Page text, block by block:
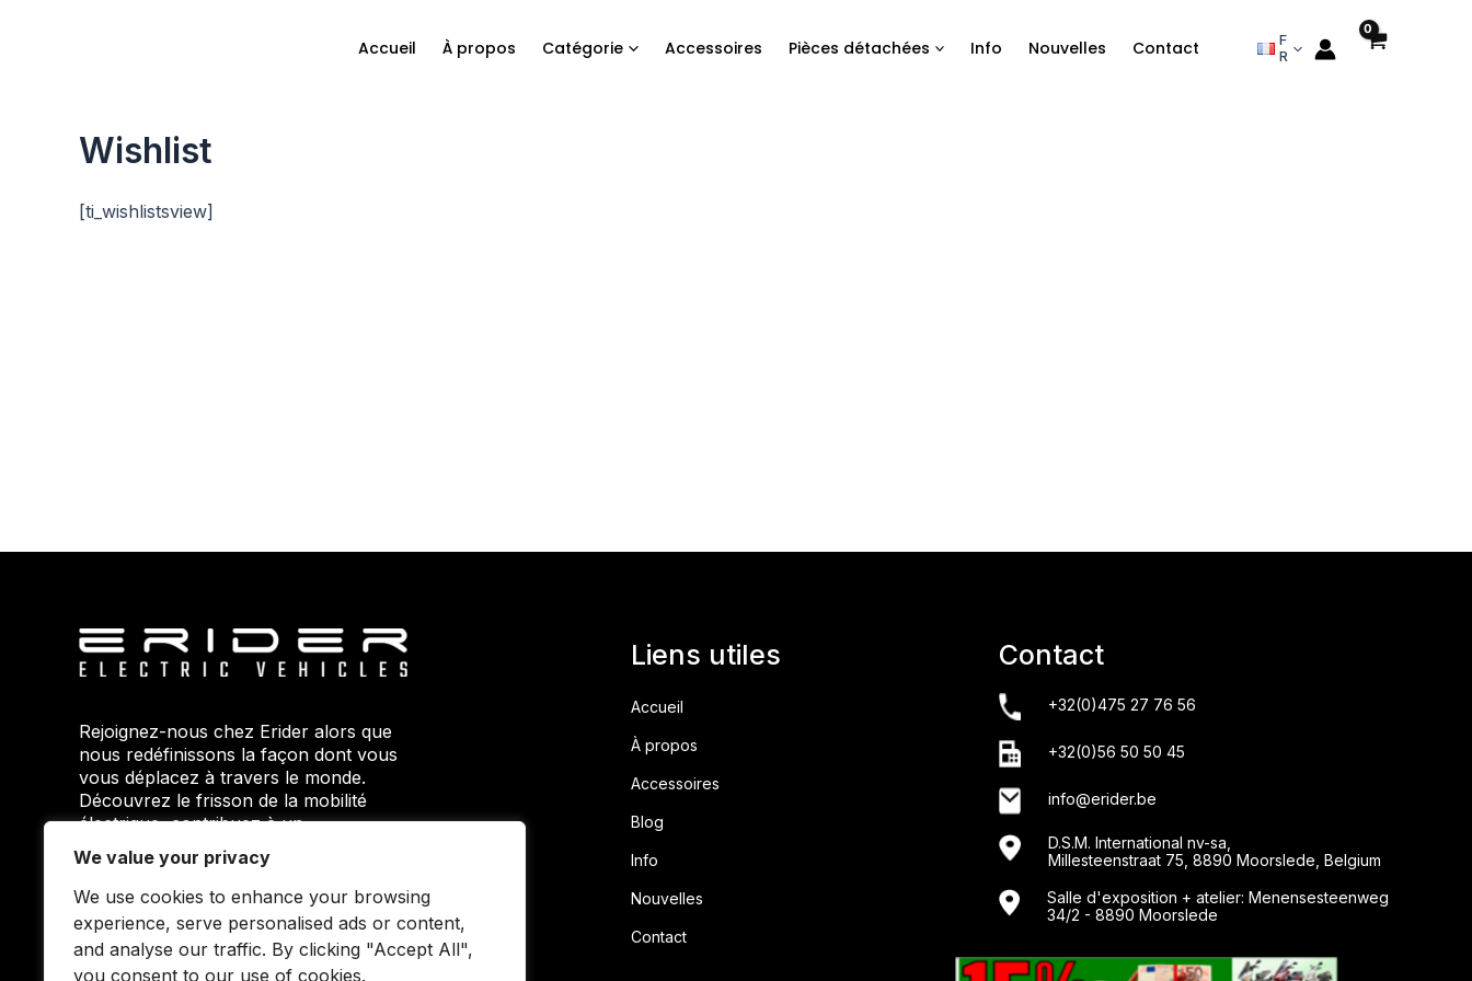
We value your privacy
We use cookies to enhance your browsing
experience, serve personalised ads or content,
and analyse our traffic. By clicking "Accept All",
you consent to our use of cookies.
Accueil À propos Catégorie Accessoires Pièces détachées Info Nouvelles Contact
F
R
Wishlist
[ti_wishlistsview]
Rejoignez-nous chez Erider alors que
nous redéfinissons la façon dont vous
vous déplacez à travers le monde.
Découvrez le frisson de la mobilité
électrique, contribuez à un
environnement plus propre et faites
partie d'un mouvement qui envisage
un avenir plus intelligent et plus vert.
Votre voyage commence ici avec
Erider.
Liens utiles
Accueil
À propos
Accessoires
Blog
Info
Nouvelles
Contact
Contact
+32(0)475 27 76 56
+32(0)56 50 50 45
info@erider.be
D.S.M. International nv-sa,
Millesteenstraat 75, 8890 Moorslede, Belgium
Salle d'exposition + atelier: Menensesteenweg
34/2 - 8890 Moorslede